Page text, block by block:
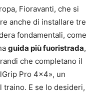
Fioravanti, che si
anche di installare tre
fondamentali, come
guida più fuoristrada,
che completano il
Pro 4×4», un
E se lo desideri,